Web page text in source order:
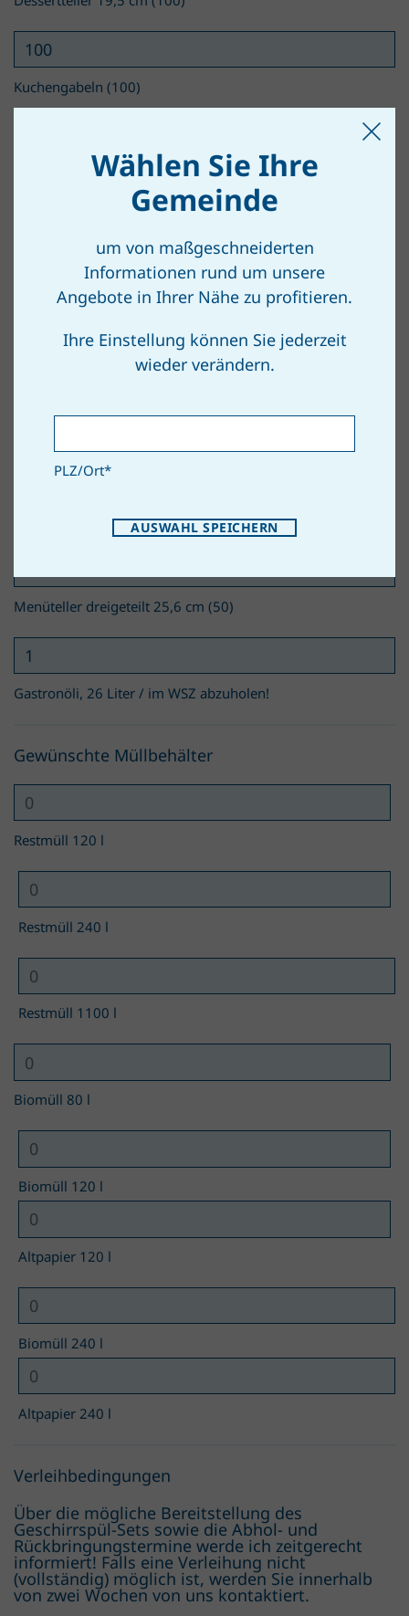
Kuchengabeln (100)
Kaffeetassen 22 cl mit Untertassen (50)
Kaffeelöffel (100)
Suppenteller 22,5 cm (90)
Salatschüsserl 16 cm (96)
Menüteller dreigeteilt 25,6 cm (50)
Gastronöli, 26 Liter / im WSZ abzuholen!
Gewünschte Müllbehälter
Restmüll 120 l
Restmüll 240 l
Restmüll 1100 l
Biomüll 80 l
Biomüll 120 l
Altpapier 120 l
Biomüll 240 l
Altpapier 240 l
Verleihbedingungen
Über die mögliche Bereitstellung des
Geschirrspül-Sets sowie die Abhol- und
Rückbringungstermine werde ich zeitgerecht
informiert! Falls eine Verleihung nicht
(vollständig) möglich ist, werden Sie innerhalb
von zwei Wochen von uns kontaktiert.
Wählen Sie Ihre
Gemeinde
um von maßgeschneiderten
Informationen rund um unsere
Angebote in Ihrer Nähe zu profitieren.
Ihre Einstellung können Sie jederzeit
wieder verändern.
PLZ/Ort*
AUSWAHL SPEICHERN